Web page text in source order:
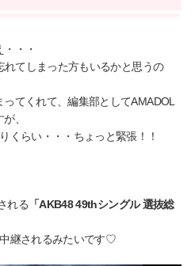
・・
てしまった方もいるかと思うの
てくれて、編集部としてAMADOL
、
くらい・・・ちょっと緊張！！
れる 「AKB48 49thシングル 選抜総
継されるみたいです♡